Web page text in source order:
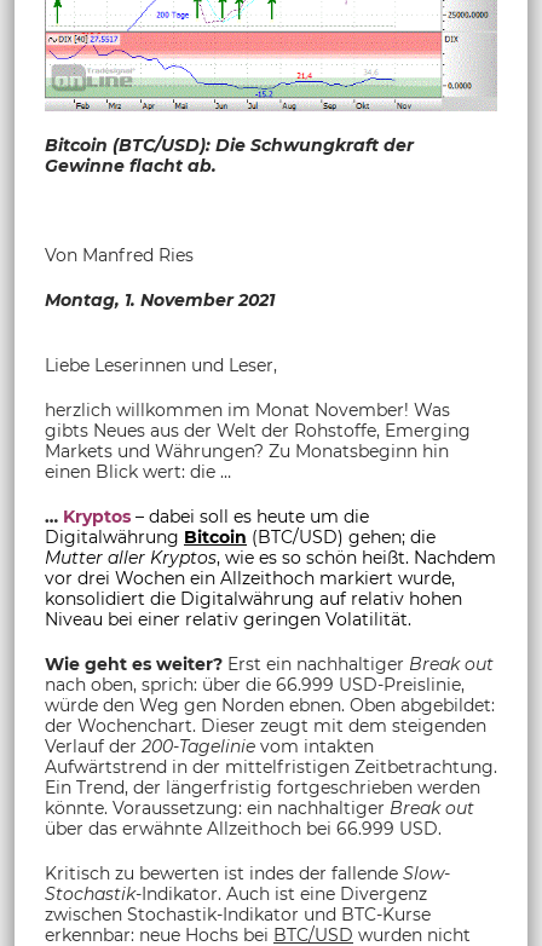
Bitcoin (BTC/USD): Die Schwungkraft der
Gewinne flacht ab.
Von Manfred Ries
Montag, 1. November 2021
Liebe Leserinnen und Leser,
herzlich willkommen im Monat November! Was
gibts Neues aus der Welt der Rohstoffe, Emerging
Markets und Währungen? Zu Monatsbeginn hin
einen Blick wert: die …
… Kryptos – dabei soll es heute um die
Digitalwährung Bitcoin (BTC/USD) gehen; die
Mutter aller Kryptos, wie es so schön heißt. Nachdem
vor drei Wochen ein Allzeithoch markiert wurde,
konsolidiert die Digitalwährung auf relativ hohen
Niveau bei einer relativ geringen Volatilität.
Wie geht es weiter? Erst ein nachhaltiger Break out
nach oben, sprich: über die 66.999 USD-Preislinie,
würde den Weg gen Norden ebnen. Oben abgebildet:
der Wochenchart. Dieser zeugt mit dem steigenden
Verlauf der 200-Tagelinie vom intakten
Aufwärtstrend in der mittelfristigen Zeitbetrachtung.
Ein Trend, der längerfristig fortgeschrieben werden
könnte. Voraussetzung: ein nachhaltiger Break out
über das erwähnte Allzeithoch bei 66.999 USD.
Kritisch zu bewerten ist indes der fallende Slow-
Stochastik-Indikator. Auch ist eine Divergenz
zwischen Stochastik-Indikator und BTC-Kurse
erkennbar: neue Hochs bei BTC/USD wurden nicht